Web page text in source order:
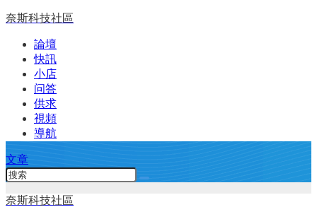
奈斯科技社區
論壇
快訊
小店
问答
供求
視頻
導航
文章
奈斯科技社區